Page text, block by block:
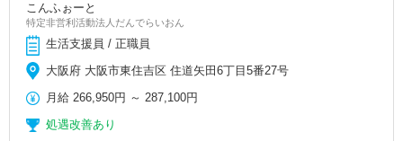
こんふぉーと
特定非営利活動法人だんでらいおん
生活支援員 / 正職員
大阪府 大阪市東住吉区 住道矢田6丁目5番27号
月給 266,950円 ～287,100円
処遇改善あり